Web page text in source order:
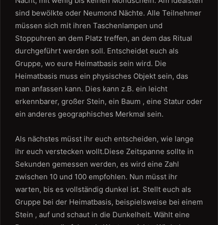
sind bewölkte oder Neumond Nächte. Alle Teilnehmer
müssen sich mit ihren Taschenlampen und
Stoppuhren an dem Platz treffen, an dem das Ritual
durchgeführt werden soll. Entscheidet euch als
Gruppe, wo eure Heimatbasis sein wird. Die
Heimatbasis muss ein physisches Objekt sein, das
man anfassen kann. Dies kann z.B. ein leicht
erkennbarer, großer Stein, ein Baum , eine Statur oder
ein anderes geographisches Merkmal sein.
Als nächstes müsst ihr euch entscheiden, wie lange
ihr euch verstecken wollt.Diese Zeitspanne sollte in
Sekunden gemessen werden, es wird eine Zahl
zwischen 10 und 100 empfohlen. Nun müsst ihr
warten, bis es vollständig dunkel ist. Stellt euch als
Gruppe bei der Heimatbasis, beispielsweise bei einem
Stein , auf und schaut in die Dunkelheit. Wählt eine